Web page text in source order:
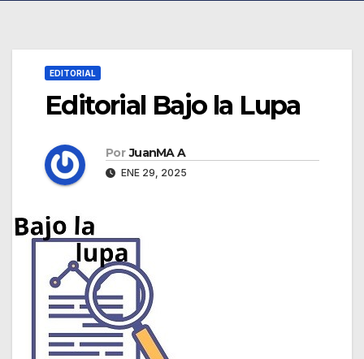
EDITORIAL
Editorial Bajo la Lupa
Por JuanMA A
ENE 29, 2025